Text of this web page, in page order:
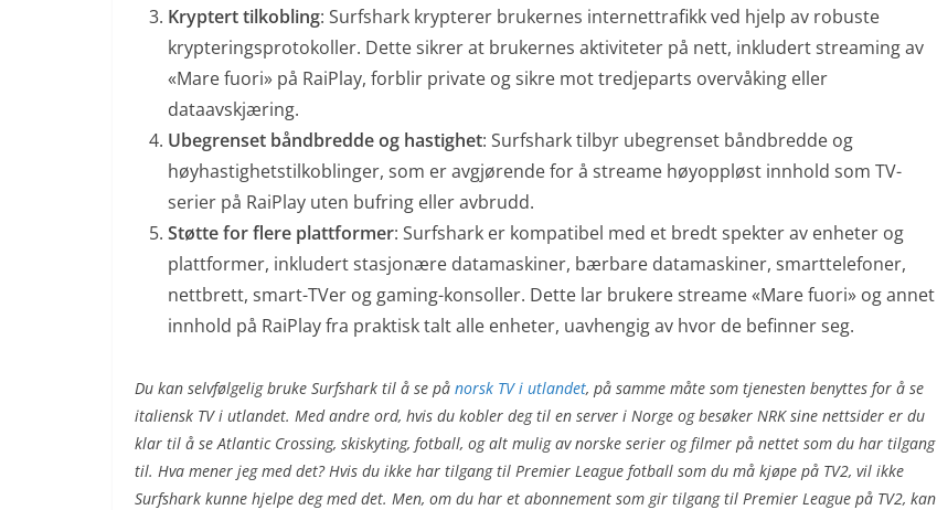
Kryptert tilkobling: Surfshark krypterer brukernes internettrafikk ved hjelp av robuste
krypteringsprotokoller. Dette sikrer at brukernes aktiviteter på nett, inkludert streaming av
«Mare fuori» på RaiPlay, forblir private og sikre mot tredjeparts overvåking eller
dataavskjæring.
Ubegrenset båndbredde og hastighet: Surfshark tilbyr ubegrenset båndbredde og
høyhastighetstilkoblinger, som er avgjørende for å streame høyoppløst innhold som TV-
serier på RaiPlay uten bufring eller avbrudd.
Støtte for flere plattformer: Surfshark er kompatibel med et bredt spekter av enheter og
plattformer, inkludert stasjonære datamaskiner, bærbare datamaskiner, smarttelefoner,
nettbrett, smart-TVer og gaming-konsoller. Dette lar brukere streame «Mare fuori» og annet
innhold på RaiPlay fra praktisk talt alle enheter, uavhengig av hvor de befinner seg.
Du kan selvfølgelig bruke Surfshark til å se på norsk TV i utlandet, på samme måte som tjenesten benyttes for å se
italiensk TV i utlandet. Med andre ord, hvis du kobler deg til en server i Norge og besøker NRK sine nettsider er du
klar til å se Atlantic Crossing, skiskyting, fotball, og alt mulig av norske serier og filmer på nettet som du har tilgang
til. Hva mener jeg med det? Hvis du ikke har tilgang til Premier League fotball som du må kjøpe på TV2, vil ikke
Surfshark kunne hjelpe deg med det. Men, om du har et abonnement som gir tilgang til Premier League på TV2, kan